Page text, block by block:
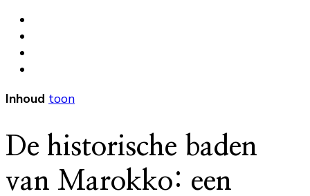
Inhoud toon
De historische baden
van Marokko: een